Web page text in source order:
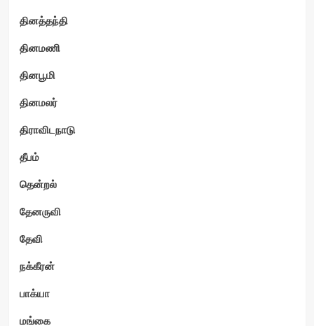
தினத்தந்தி
தினமணி
தினபூமி
தினமலர்
திராவிடநாடு
தீபம்
தென்றல்
தேனருவி
தேவி
நக்கீரன்
பாக்யா
மங்கை